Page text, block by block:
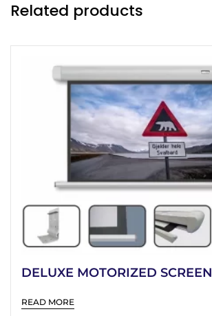
Related products
DELUXE MOTORIZED SCREEN
READ MORE